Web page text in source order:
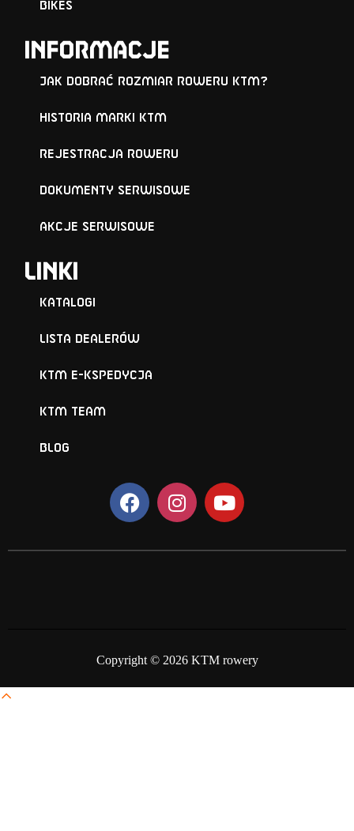
Bikes
Informacje
Jak dobrać rozmiar roweru KTM?
Historia marki KTM
Rejestracja roweru
Dokumenty serwisowe
Akcje serwisowe
Linki
Katalogi
Lista Dealerów
KTM e-KSPEDYCJA
KTM TEAM
BLOG
Copyright © 2026 KTM rowery